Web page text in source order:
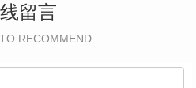
留言
RECOMMEND